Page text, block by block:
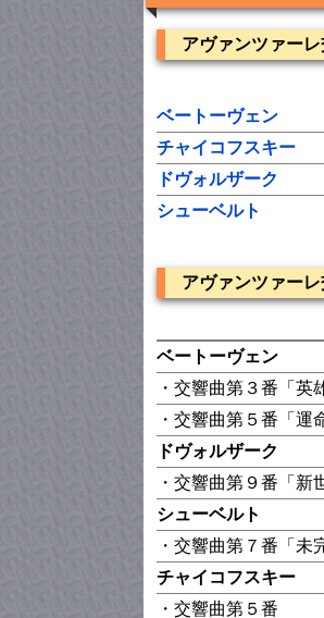
アヴァンツァー
ベートーヴェン
チャイコフスキー
ドヴォルザーク
シューベルト
アヴァンツァー
ベートーヴェン
・交響曲第３番「英
・交響曲第５番「運
ドヴォルザーク
・交響曲第９番「新
シューベルト
・交響曲第７番「未
チャイコフスキー
・交響曲第５番